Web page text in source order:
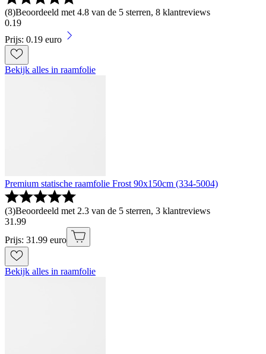
(8)Beoordeeld met 4.8 van de 5 sterren, 8 klantreviews
0.19
Prijs: 0.19 euro
Bekijk alles in raamfolie
Premium statische raamfolie Frost 90x150cm (334-5004)
(3)Beoordeeld met 2.3 van de 5 sterren, 3 klantreviews
31 .99
Prijs: 31.99 euro
Bekijk alles in raamfolie